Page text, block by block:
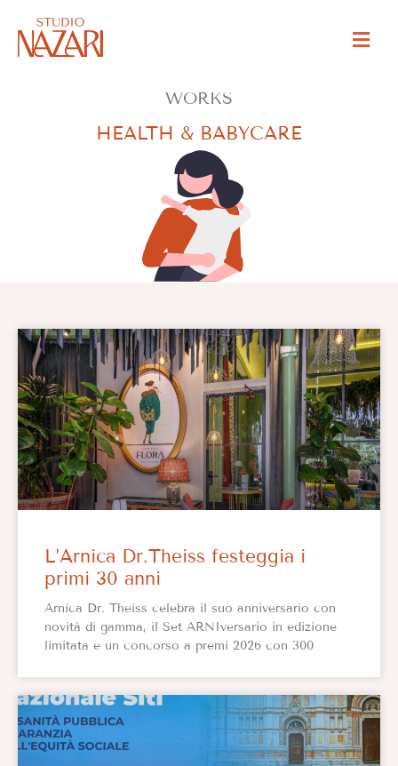
WORKS
HEALTH & BABYCARE
L’Arnica Dr.Theiss festeggia i
primi 30 anni
Arnica Dr. Theiss celebra il suo anniversario con
novità di gamma, il Set ARNIversario in edizione
limitata e un concorso a premi 2026 con 300